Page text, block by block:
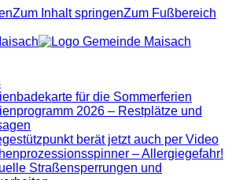
Zum Inhalt springenZum Fußbereich
für die Sommerferien
2026 – Restplätze und
berät jetzt auch per Video
– Allergiegefahr!
Straßensperrungen und